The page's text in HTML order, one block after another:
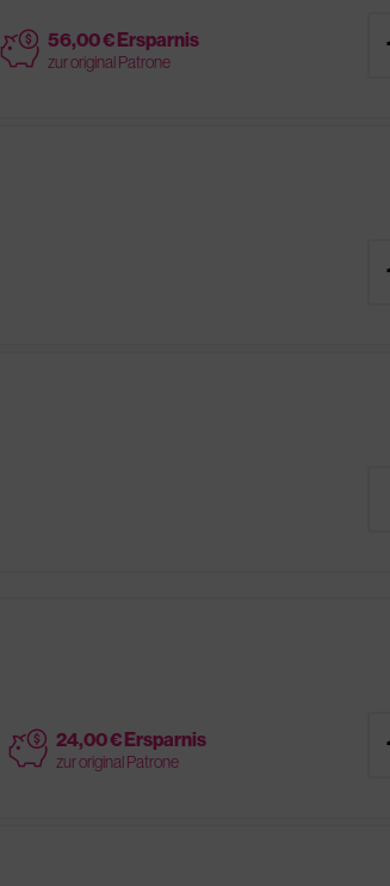
price 56,00 € Ersparnis
zur original Patrone
price 24,00 € Ersparnis
zur original Patrone